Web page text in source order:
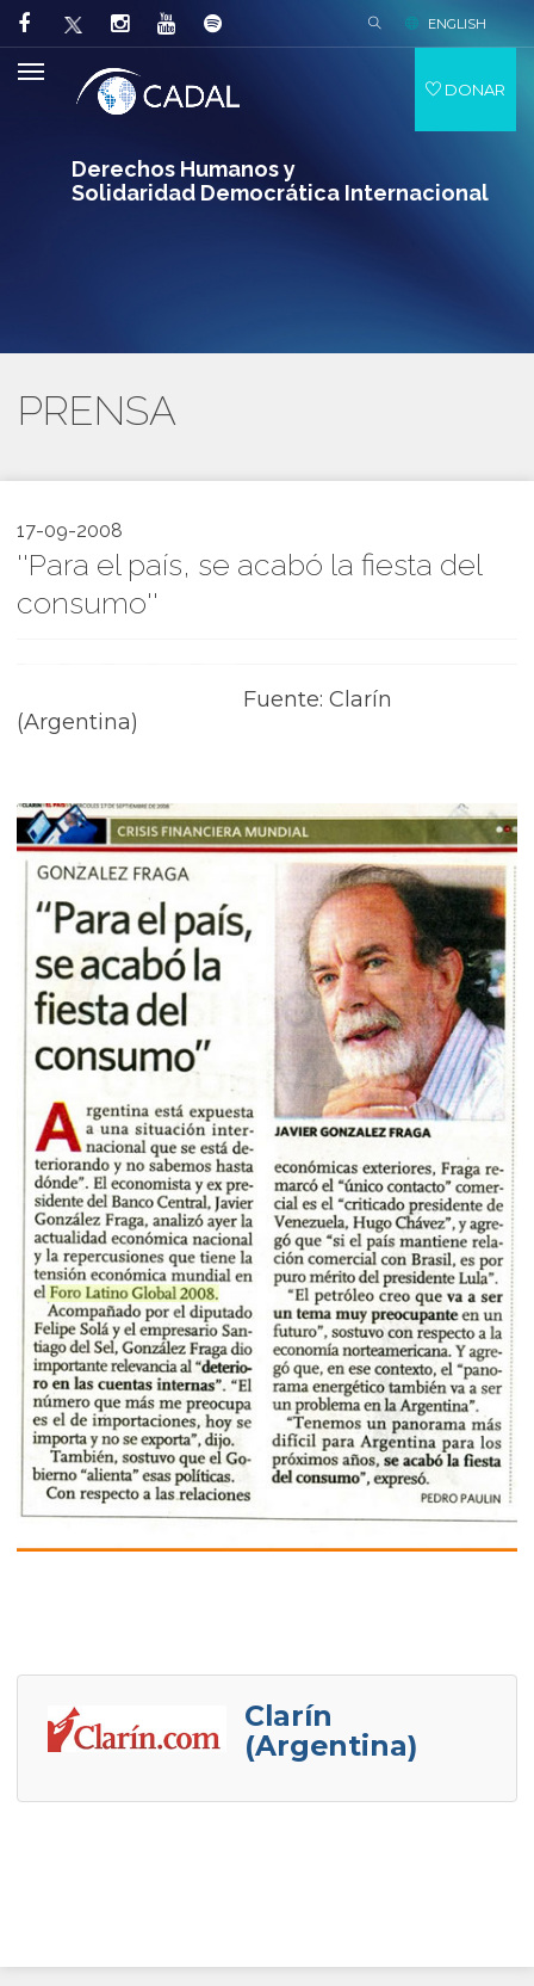
Derechos Humanos y
Solidaridad Democrática Internacional
ENGLISH
DONAR
PRENSA
17-09-2008
''Para el país, se acabó la fiesta del
consumo''
Fuente: Clarín
(Argentina)
Clarín
(Argentina)